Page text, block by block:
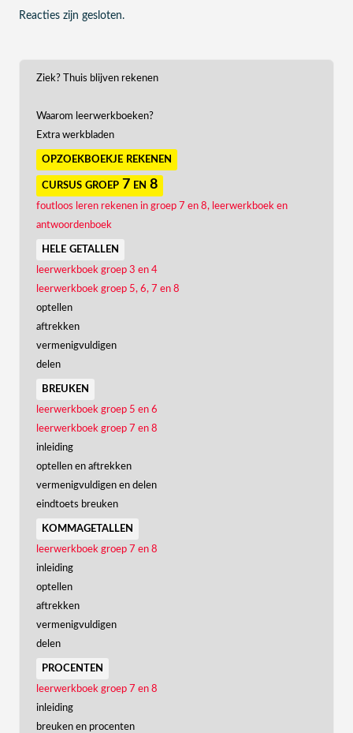
Reacties zijn gesloten.
Ziek? Thuis blijven rekenen
Waarom leerwerkboeken?
Extra werkbladen
opzoekboekje rekenen
cursus groep 7 en 8
foutloos leren rekenen in groep 7 en 8, leerwerkboek en
antwoordenboek
hele getallen
leerwerkboek groep 3 en 4
leerwerkboek groep 5, 6, 7 en 8
optellen
aftrekken
vermenigvuldigen
delen
breuken
leerwerkboek groep 5 en 6
leerwerkboek groep 7 en 8
inleiding
optellen en aftrekken
vermenigvuldigen en delen
eindtoets breuken
kommagetallen
leerwerkboek groep 7 en 8
inleiding
optellen
aftrekken
vermenigvuldigen
delen
procenten
leerwerkboek groep 7 en 8
inleiding
breuken en procenten